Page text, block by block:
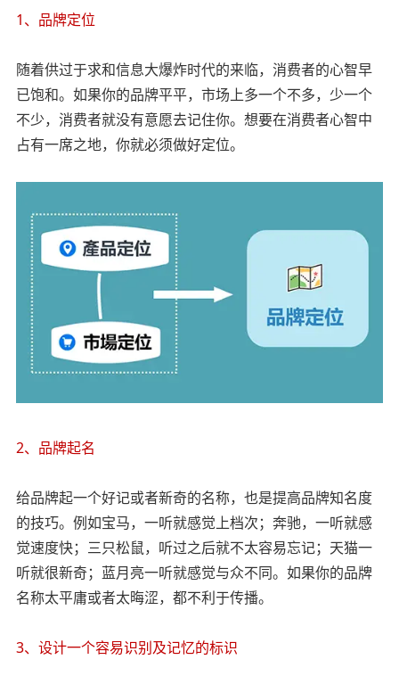
1、品牌定位
随着供过于求和信息大爆炸时代的来临，消费者的心智早
已饱和。如果你的品牌平平，市场上多一个不多，少一个
不少，消费者就没有意愿去记住你。想要在消费者心智中
占有一席之地，你就必须做好定位。
2、品牌起名
给品牌起一个好记或者新奇的名称，也是提高品牌知名度
的技巧。例如宝马，一听就感觉上档次；奔驰，一听就感
觉速度快；三只松鼠，听过之后就不太容易忘记；天猫一
听就很新奇；蓝月亮一听就感觉与众不同。如果你的品牌
名称太平庸或者太晦涩，都不利于传播。
3、设计一个容易识别及记忆的标识